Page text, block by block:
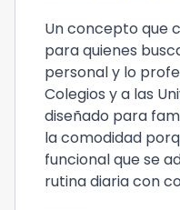
Un concepto que
para quienes
personal y lo
Colegios y a las
diseñado para
la comodidad
funcional que se
rutina diaria con